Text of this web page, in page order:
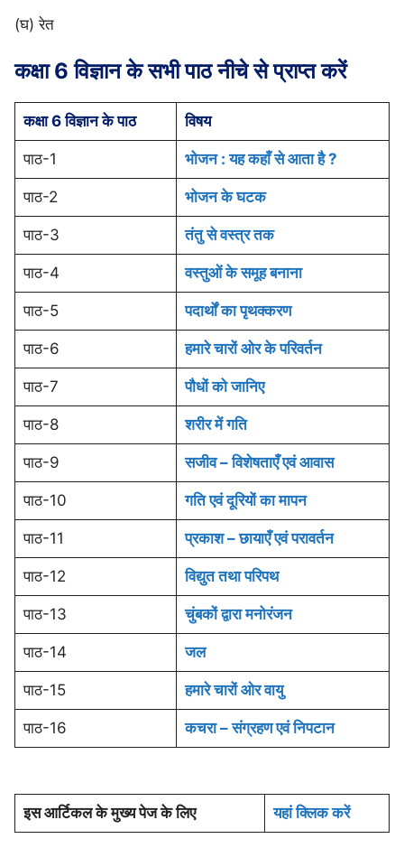
(घ) रेत
कक्षा 6 विज्ञान के सभी पाठ नीचे से प्राप्त करें
कक्षा 6 विज्ञान के पाठ विषय
पाठ-1 भोजन : यह कहाँ से आता है ?
पाठ-2 भोजन के घटक
पाठ-3 तंतु से वस्त्र तक
पाठ-4 वस्तुओं के समूह बनाना
पाठ-5 पदार्थों का पृथक्करण
पाठ-6 हमारे चारों ओर के परिवर्तन
पाठ-7 पौधों को जानिए
पाठ-8 शरीर में गति
पाठ-9 सजीव – विशेषताएँ एवं आवास
पाठ-10 गति एवं दूरियों का मापन
पाठ-11 प्रकाश – छायाएँ एवं परावर्तन
पाठ-12 विद्युत तथा परिपथ
पाठ-13 चुंबकों द्वारा मनोरंजन
पाठ-14 जल
पाठ-15 हमारे चारों ओर वायु
पाठ-16 कचरा – संग्रहण एवं निपटान
इस आर्टिकल के मुख्य पेज के लिए यहां क्लिक करें